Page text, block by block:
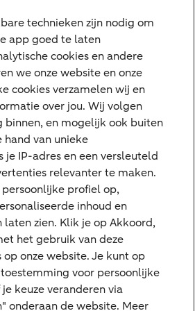
technieken zijn nodig om
app goed te laten
cookies en andere
we onze website en onze
cookies verzamelen wij en
over jou. Wij volgen
en mogelijk ook buiten
hand van unieke
je IP-adres en een versleuteld
relevanter te maken.
profiel op,
inhoud en
zien. Klik je op Akkoord,
het gebruik van deze
onze website. Je kunt op
voor persoonlijke
keuze veranderen via
onderaan de website. Meer